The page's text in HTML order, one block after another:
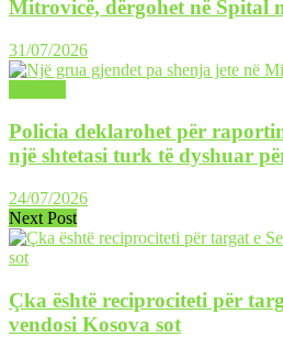
Mitrovicë, dërgohet në Spital
31/07/2026
Policia deklarohet për
një shtetasi turk të dyshuar
24/07/2026
Next Post
Çka është reciprociteti për
vendosi Kosova sot